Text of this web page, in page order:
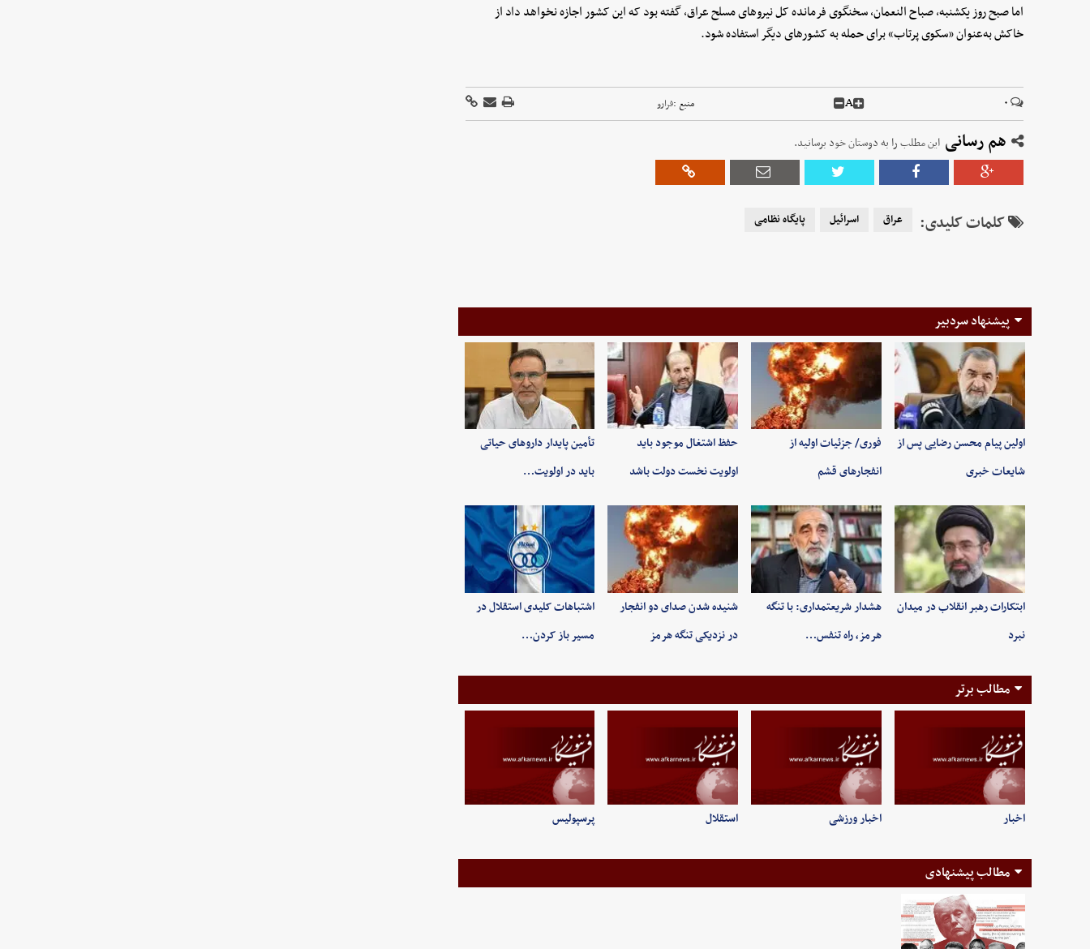
اما صبح روز یکشنبه، صباح النعمان، سخنگوی فرمانده کل نیروهای مسلح عراق، گفته بود که این کشور اجازه نخواهد داد از
خاکش به‌عنوان «سکوی پرتاب» برای حمله به کشورهای دیگر استفاده شود.
۰ A منبع :فرارو
هم رسانی این مطلب را به دوستان خود برسانید.
کلمات کلیدی: عراق اسرائیل پایگاه نظامی
پیشنهاد سردبیر
اولین پیام محسن رضایی پس از
شایعات خبری
فوری/ جزئیات اولیه از
انفجارهای قشم
حفظ اشتغال موجود باید
اولویت نخست دولت باشد
تأمین پایدار داروهای حیاتی
باید در اولویت…
ابتکارات رهبر انقلاب در میدان
نبرد
هشدار شریعتمداری: با تنگه
هرمز، راه تنفس…
شنیده شدن صدای دو انفجار
در نزدیکی تنگه هرمز
اشتباهات کلیدی استقلال در
مسیر باز کردن…
مطالب برتر
اخبار اخبار ورزشی استقلال پرسپولیس
مطالب پیشنهادی